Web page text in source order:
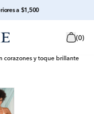
a $1,500
(0)
corazones y toque brillante